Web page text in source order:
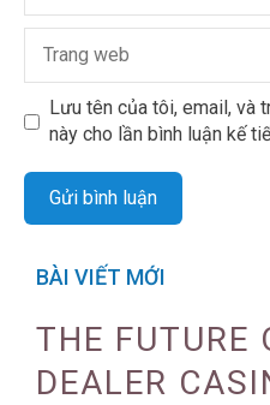
Lưu tên của tôi, email, và
này cho lần bình luận kế
BÀI VIẾT MỚI
THE FUTURE
DEALER